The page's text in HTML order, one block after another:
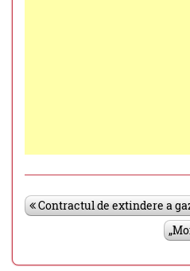
Contractul de extindere a